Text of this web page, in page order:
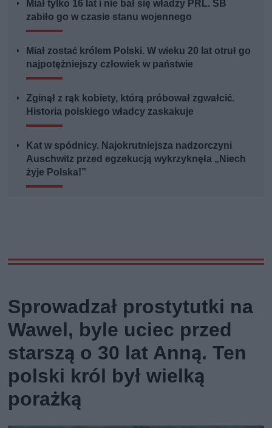
Miał tylko 16 lat i nie bał się władzy PRL. SB
zabiło go w czasie stanu wojennego
Miał zostać królem Polski. W wieku 20 lat otruł go
najpotężniejszy człowiek w państwie
Zginął z rąk kobiety, którą próbował zgwałcić.
Historia polskiego władcy zaskakuje
Kat w spódnicy. Najokrutniejsza nadzorczyni
Auschwitz przed egzekucją wykrzyknęła „Niech
żyje Polska!”
Sprowadzał prostytutki na
Wawel, byle uciec przed
starszą o 30 lat Anną. Ten
polski król był wielką
porażką